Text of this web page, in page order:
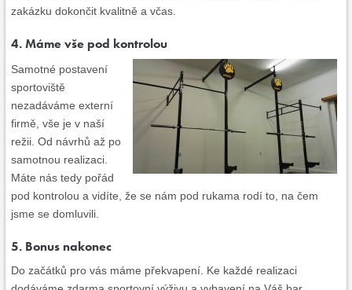
zakázku dokončit kvalitně a včas.
4. Máme vše pod kontrolou
Samotné postavení
sportoviště
nezadáváme externí
firmě, vše je v naší
režii. Od návrhů až po
samotnou realizaci.
Máte nás tedy pořád
pod kontrolou a vidíte, že se nám pod rukama rodí to, na čem
jsme se domluvili.
5. Bonus nakonec
Do začátků pro vás máme překvapení. Ke každé realizaci